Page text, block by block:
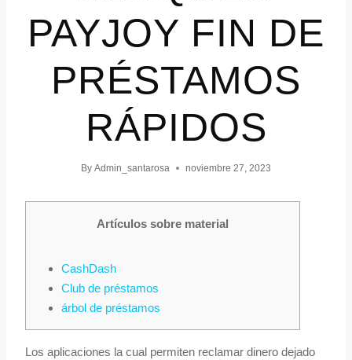
PAYJOY FIN DE
PRÉSTAMOS
RÁPIDOS
By Admin_santarosa noviembre 27, 2023
Artículos sobre material
CashDash
Club de préstamos
árbol de préstamos
Los aplicaciones la cual permiten reclamar dinero dejado